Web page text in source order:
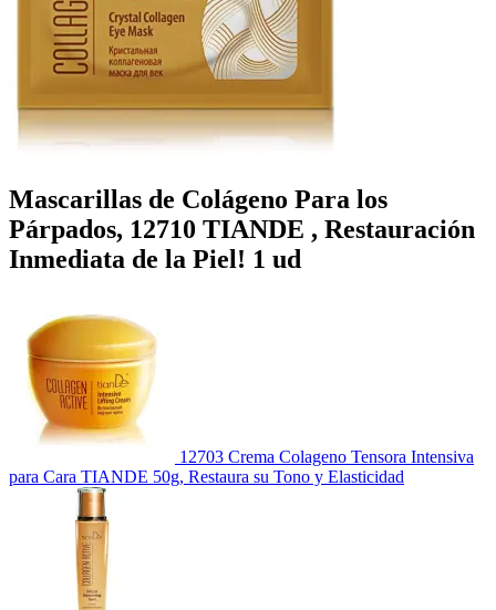
Mascarillas de Colágeno Para los
Párpados, 12710 TIANDE , Restauración
Inmediata de la Piel! 1 ud
12703 Crema Colageno Tensora Intensiva
para Cara TIANDE 50g, Restaura su Tono y Elasticidad